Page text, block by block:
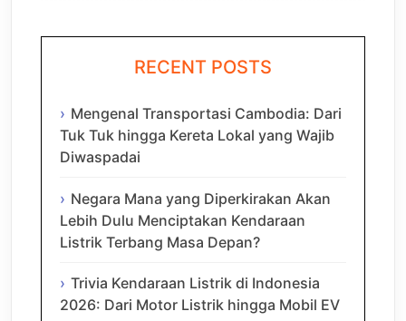
RECENT POSTS
Mengenal Transportasi Cambodia: Dari
Tuk Tuk hingga Kereta Lokal yang Wajib
Diwaspadai
Negara Mana yang Diperkirakan Akan
Lebih Dulu Menciptakan Kendaraan
Listrik Terbang Masa Depan?
Trivia Kendaraan Listrik di Indonesia
2026: Dari Motor Listrik hingga Mobil EV